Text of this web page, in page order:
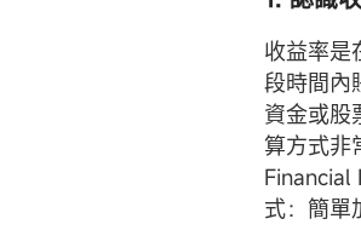
收益率是
段時間內
資金或股
算方式非
Financial
式：簡單